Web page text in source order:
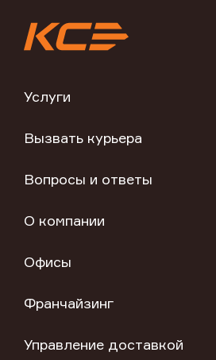
Услуги
Вызвать курьера
Вопросы и ответы
О компании
Офисы
Франчайзинг
Управление доставкой